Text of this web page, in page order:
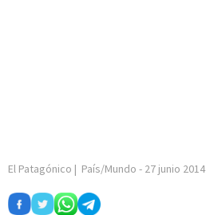
El Patagónico | País/Mundo - 27 junio 2014